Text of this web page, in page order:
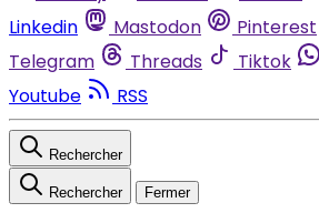
Linkedin
Mastodon Pinterest
Telegram
Threads Tiktok
Youtube
RSS
Rechercher
Rechercher Fermer